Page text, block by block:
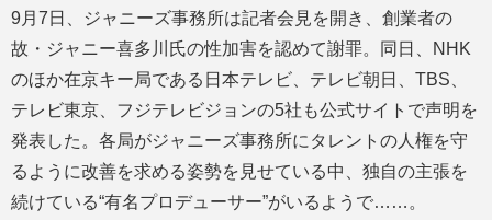
9月7日、ジャニーズ事務所は記者会見を開き、創業者の
故・ジャニー喜多川氏の性加害を認めて謝罪。同日、NHK
のほか在京キー局である日本テレビ、テレビ朝日、TBS、
テレビ東京、フジテレビジョンの5社も公式サイトで声明を
発表した。各局がジャニーズ事務所にタレントの人権を守
るように改善を求める姿勢を見せている中、独自の主張を
続けている“有名プロデューサー”がいるようで……。